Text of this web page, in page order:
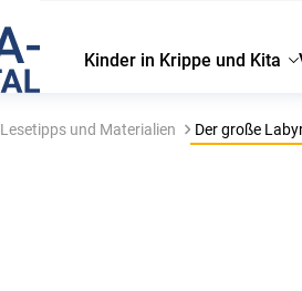
Kinder in Krippe und Kita
Lesetipps und Materialien Der große